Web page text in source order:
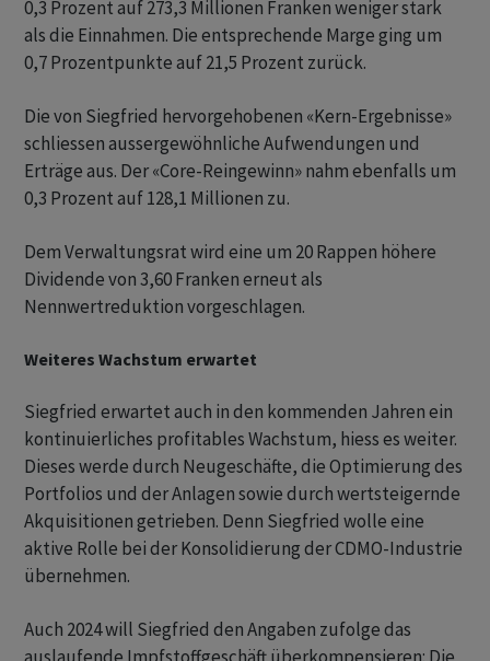
0,3 Prozent auf 273,3 Millionen Franken weniger stark
als die Einnahmen. Die entsprechende Marge ging um
0,7 Prozentpunkte auf 21,5 Prozent zurück.
Die von Siegfried hervorgehobenen «Kern-Ergebnisse»
schliessen aussergewöhnliche Aufwendungen und
Erträge aus. Der «Core-Reingewinn» nahm ebenfalls um
0,3 Prozent auf 128,1 Millionen zu.
Dem Verwaltungsrat wird eine um 20 Rappen höhere
Dividende von 3,60 Franken erneut als
Nennwertreduktion vorgeschlagen.
Weiteres Wachstum erwartet
Siegfried erwartet auch in den kommenden Jahren ein
kontinuierliches profitables Wachstum, hiess es weiter.
Dieses werde durch Neugeschäfte, die Optimierung des
Portfolios und der Anlagen sowie durch wertsteigernde
Akquisitionen getrieben. Denn Siegfried wolle eine
aktive Rolle bei der Konsolidierung der CDMO-Industrie
übernehmen.
Auch 2024 will Siegfried den Angaben zufolge das